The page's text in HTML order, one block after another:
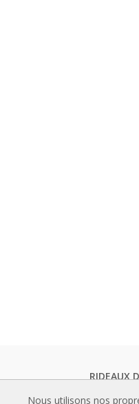
RIDEAUX
Rideaux
Nous utilisons nos